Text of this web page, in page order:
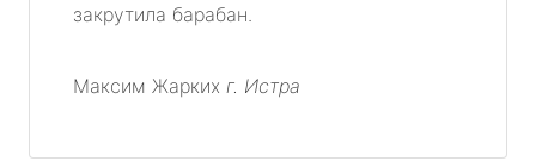
закрутила барабан.
Максим Жарких г. Истра